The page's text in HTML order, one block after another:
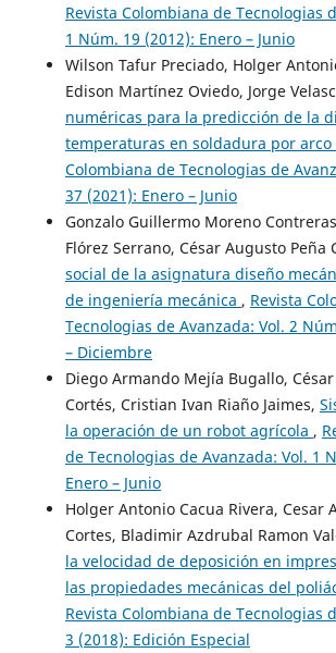
Revista Colombiana de Tecnologias
1 Núm. 19 (2012): Enero – Junio
Wilson Tafur Preciado, Holger
Edison Martínez Oviedo, Jorge
numéricas para la predicción de la
temperaturas en soldadura por arco
Colombiana de Tecnologias de
37 (2021): Enero – Junio
Gonzalo Guillermo Moreno
Flórez Serrano, César Augusto Peña
social de la asignatura diseño
de ingeniería mecánica , Revista
Tecnologias de Avanzada: Vol. 2
– Diciembre
Diego Armando Mejía Bugallo,
Cortés, Cristian Ivan Riaño Jaimes,
la operación de un robot agrícola ,
de Tecnologias de Avanzada: Vol. 1
Enero – Junio
Holger Antonio Cacua Rivera, Cesar
Cortes, Bladimir Azdrubal Ramon
la velocidad de deposición en
las propiedades mecánicas del
Revista Colombiana de Tecnologias
3 (2018): Edición Especial